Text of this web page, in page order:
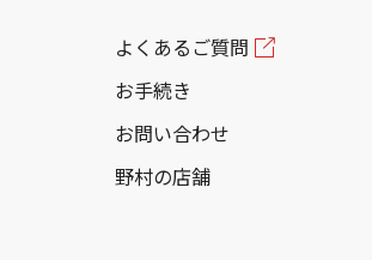
よくあるご質問
お手続き
お問い合わせ
野村の店舗